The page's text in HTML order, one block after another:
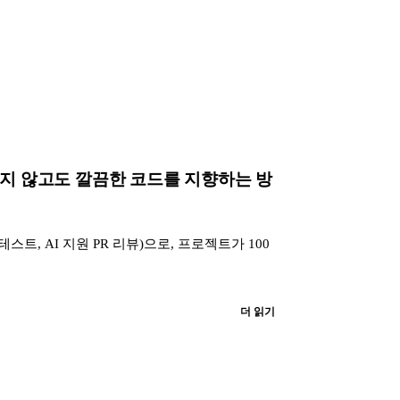
않고도 깔끔한 코드를 지향하는 방
스트, AI 지원 PR 리뷰)으로, 프로젝트가 100
더 읽기